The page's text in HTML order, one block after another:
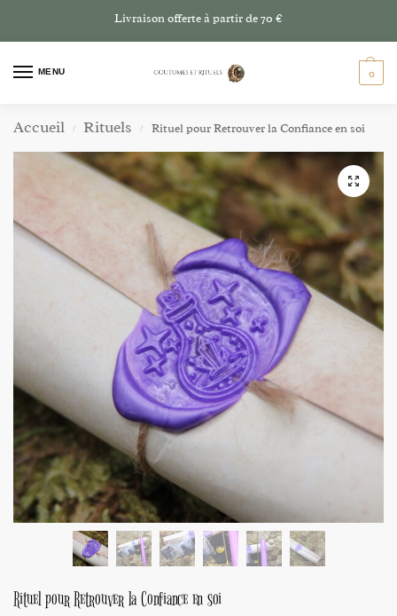
Livraison offerte à partir de 70 €
MENU 0
Accueil / Rituels / Rituel pour Retrouver la Confiance en soi
Rituel pour Retrouver la Confiance en soi